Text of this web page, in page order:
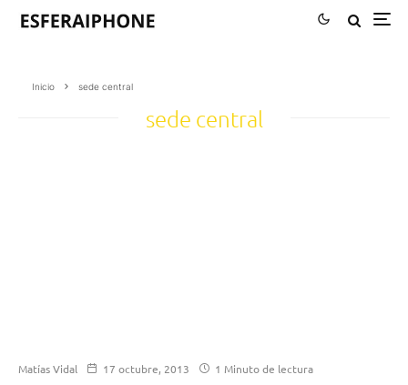
Inicio sede central
sede central
Matías Vidal 17 octubre, 2013 1 Minuto de lectura